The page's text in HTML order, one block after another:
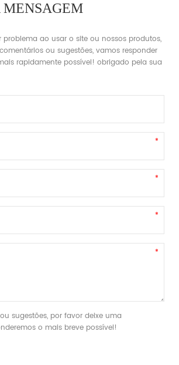
problema ao usar o site ou nossos produtos,
ou sugestões, vamos responder
rapidamente possível! obrigado pela sua
sugestões, por favor deixe uma
o mais breve possível!